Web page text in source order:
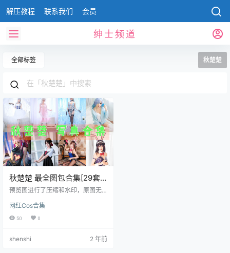
解压教程 联系我们 会员
绅士频道
全部标签 秋楚楚
秋楚楚 最全图包合集[29套]
[持续更新]
预览图进行了压缩和水印，原图无
更新1套，合集共29套 资源目录 NO.
001 秋楚楚 贝尔法斯特钕普 [9P-32
明钕普 [21P-335MB] NO.004 秋楚
网红Cos合集
50 0
shenshi 2 年前